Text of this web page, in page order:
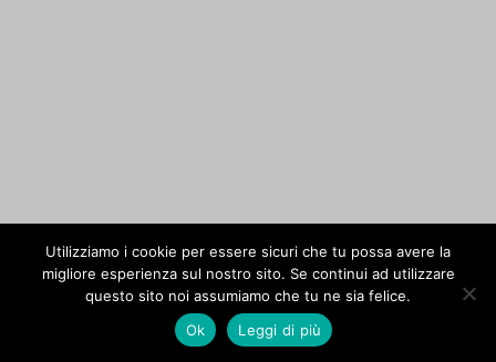
Utilizziamo i cookie per essere sicuri che tu possa avere la
migliore esperienza sul nostro sito. Se continui ad utilizzare
questo sito noi assumiamo che tu ne sia felice.
Ok
Leggi di più